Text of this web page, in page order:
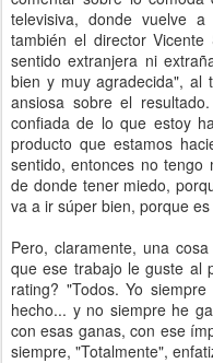
televisiva, donde vuelve
también el director
sentido extranjera ni
bien y muy agradecida", al
ansiosa sobre el
confiada de lo que estoy
producto que estamos
sentido, entonces no tengo
de donde tener miedo,
va a ir súper bien, porque
Pero, claramente, una
que ese trabajo le guste al
rating? "Todos. Yo
hecho... y no siempre he
con esas ganas, con ese
siempre, "Totalmente",